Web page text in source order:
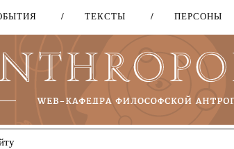
Перейти
основному
содержанию
ТЕКСТЫ ПЕРСОНЫ